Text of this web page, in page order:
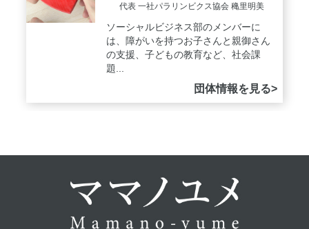
代表 一社パラリンビクス協会 穐里明美
ソーシャルビジネス部のメンバーに
は、障がいを持つお子さんと親御さん
の支援、子どもの教育など、社会課
題...
団体情報を見る>